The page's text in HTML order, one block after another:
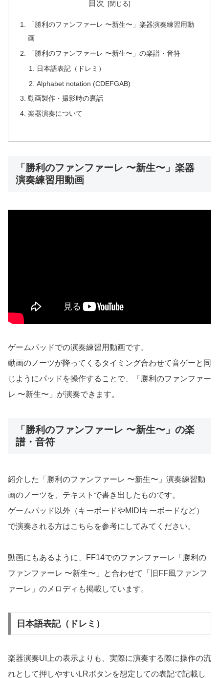
目次
「勝利のファンファーレ 〜新生〜」楽器演奏練習用動
画
「勝利のファンファーレ 〜新生〜」の楽譜・音符
日本語表記（ドレミ）
Alphabet notation (CDEFGAB)
動画製作・撮影時の裏話
楽器演奏について
「勝利のファンファーレ 〜新生〜」楽器
演奏練習用動画
ゲームパッドでの演奏練習用動画です。
動画のノーツが降ってくるタイミング合わせて音ゲーと同
じようにパッドを操作することで、「勝利のファンファー
レ 〜新生〜」が演奏できます。
「勝利のファンファーレ 〜新生〜」の楽
譜・音符
紹介した「勝利のファンファーレ 〜新生〜」演奏練習動
画のノーツを、テキストで書き出したものです。
ゲームパッド以外（キーボードやMIDIキーボードなど）
で演奏される方はこちらを参考にしてみてください。
動画にもあるように、FF14でのファンファーレ「勝利の
ファンファーレ 〜新生〜」と合わせて「旧FF風ファンフ
ァーレ」のメロディも掲載しています。
日本語表記（ドレミ）
楽器演奏UI上の表示よりも、実際に演奏する際に操作の流
れとして押しやすいLRボタンを想定しての表記で記載し